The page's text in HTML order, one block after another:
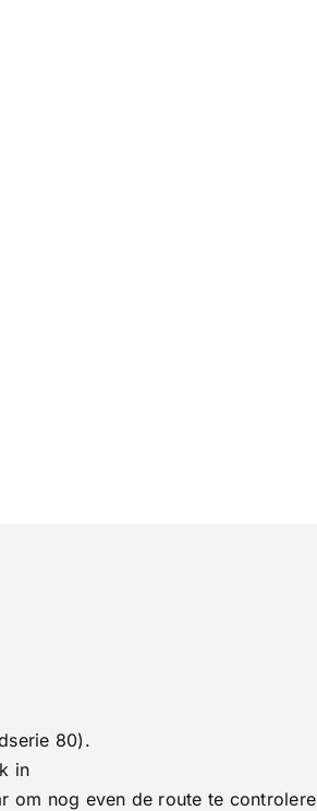
80).
in
om nog even de route te